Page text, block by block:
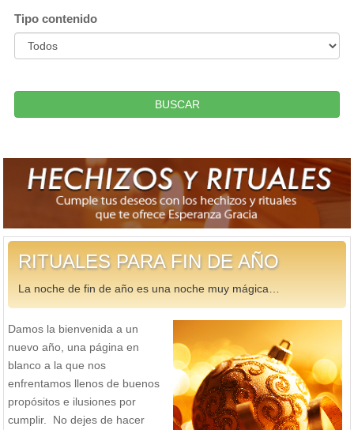
Tipo contenido
BUSCAR
RITUALES PARA FIN DE AÑO
La noche de fin de año es una noche muy mágica…
Damos la bienvenida a un
nuevo año, una página en
blanco a la que nos
enfrentamos llenos de buenos
propósitos e ilusiones por
cumplir. No dejes de hacer